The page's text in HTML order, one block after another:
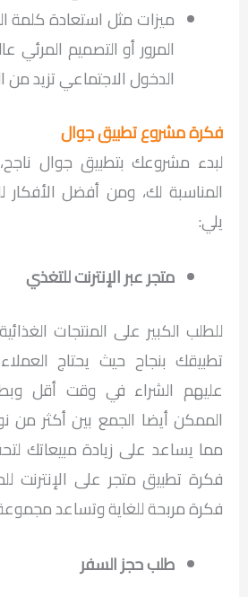
ميزات مثل استعادة كلمة
المرور أو التصميم المرئي
الدخول الاجتماعي تزيد من
فكرة مشروع تطبيق جوال
لبدء مشروعك بتطبيق جوال ناجح،
المناسبة لك، ومن أفضل الأفكار
يلي:
متجر عبر الإنترنت للتغذي
للطلب الكبير على المنتجات
تطبيقك بنجاح حيث يحتاج
عليهم الشراء في وقت أقل
الممكن أيضا الجمع بين أكثر من
مما يساعد على زيادة مبيعاتك
فكرة تطبيق متجر على الإنترنت
فكرة مربحة للغاية وتساعد
طلب ​​حجز السفر